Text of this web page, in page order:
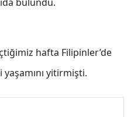
bulundu.
hafta Filipinler’de
yaşamını yitirmişti.